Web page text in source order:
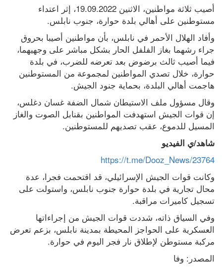
مستوطنين على أهالي بلدة حوارة، جنوب نابلس.
هاجمت أهالي البلدة، بحماية جنود الجيش.
المسيل للدموع، عقب تصديهم للمستوطنين.
شاهد/ي الفيديو
https://t.me/Dooz_News/23764
تسجيل كاميرات مراقبة.
مركبة مستوطن لإطلاق نار فجر اليوم في حوارة.
المصدر: وفا